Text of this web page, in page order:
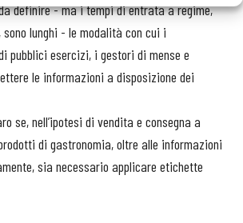
definire - ma i tempi di entrata a regime,
lunghi - le modalità con cui i
esercizi, i gestori di mense e
le informazioni a disposizione dei
se, nell’ipotesi di vendita e consegna a
di gastronomia, oltre alle informazioni
sia necessario applicare etichette